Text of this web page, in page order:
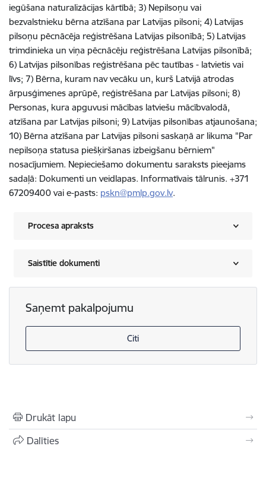
iegūšana naturalizācijas kārtībā; 3) Nepilsoņu vai
bezvalstnieku bērna atzīšana par Latvijas pilsoni; 4) Latvijas
pilsoņu pēcnācēja reģistrēšana Latvijas pilsonībā; 5) Latvijas
trimdinieka un viņa pēcnācēju reģistrēšana Latvijas pilsonībā;
6) Latvijas pilsonības reģistrēšana pēc tautības - latvietis vai
līvs; 7) Bērna, kuram nav vecāku un, kurš Latvijā atrodas
ārpusģimenes aprūpē, reģistrēšana par Latvijas pilsoni; 8)
Personas, kura apguvusi mācības latviešu mācībvalodā,
atzīšana par Latvijas pilsoni; 9) Latvijas pilsonības atjaunošana;
10) Bērna atzīšana par Latvijas pilsoni saskaņā ar likuma "Par
nepilsoņa statusa piešķiršanas izbeigšanu bērniem"
nosacījumiem. Nepieciešamo dokumentu saraksts pieejams
sadaļā: Dokumenti un veidlapas. Informatīvais tālrunis. +371
67209400 vai e-pasts: pskn@pmlp.gov.lv.
Procesa apraksts
Saistītie dokumenti
Saņemt pakalpojumu
Citi
Drukāt lapu
Dalīties